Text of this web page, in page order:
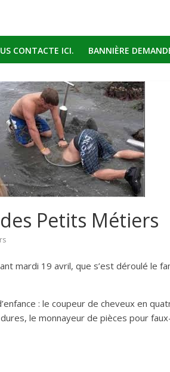
CONTACTE ICI. BANNIÈRE
Petits Métiers
mardi 19 avril, que s’est déroulé le
: le coupeur de cheveux en
le monnayeur de pièces pour